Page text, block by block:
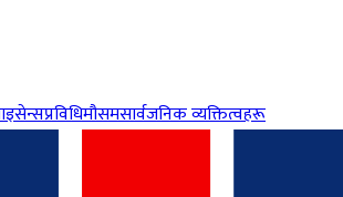
प्रविधिमौसमसार्वजनिक व्यक्तित्वहरू